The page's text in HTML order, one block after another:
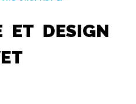
ET DESIGN